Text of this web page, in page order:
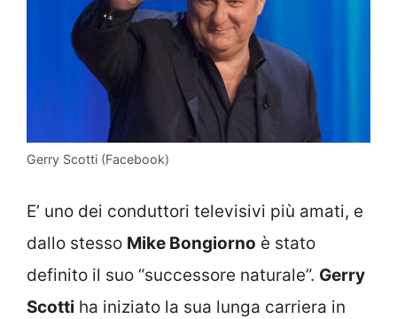
Gerry Scotti (Facebook)
E’ uno dei conduttori televisivi più amati, e
dallo stesso Mike Bongiorno è stato
definito il suo “successore naturale”. Gerry
Scotti ha iniziato la sua lunga carriera in